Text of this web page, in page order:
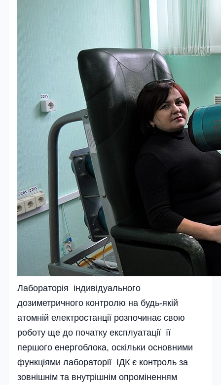
Лабораторія індивідуального
дозиметричного контролю на будь-якій
атомній електростанції розпочинає свою
роботу ще до початку експлуатації її
першого енергоблока, оскільки основними
функціями лабораторії ІДК є контроль за
зовнішнім та внутрішнім опроміненням